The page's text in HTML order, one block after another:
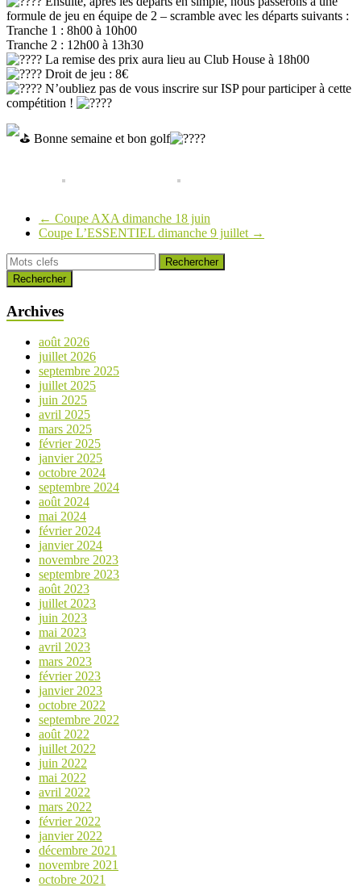
formule de jeu en équipe de 2 – scramble avec les départs suivants :
Tranche 1 : 8h00 à 10h00
Tranche 2 : 12h00 à 13h30
La remise des prix aura lieu au Club House à 18h00
Droit de jeu : 8€
N’oubliez pas de vous inscrire sur ISP pour participer à cette
compétition !
Bonne semaine et bon golf
← Coupe AXA dimanche 18 juin
Coupe L’ESSENTIEL dimanche 9 juillet →
Rechercher
Archives
août 2026
juillet 2026
septembre 2025
juillet 2025
juin 2025
avril 2025
mars 2025
février 2025
janvier 2025
octobre 2024
septembre 2024
août 2024
mai 2024
février 2024
janvier 2024
novembre 2023
septembre 2023
août 2023
juillet 2023
juin 2023
mai 2023
avril 2023
mars 2023
février 2023
janvier 2023
octobre 2022
septembre 2022
août 2022
juillet 2022
juin 2022
mai 2022
avril 2022
mars 2022
février 2022
janvier 2022
décembre 2021
novembre 2021
octobre 2021